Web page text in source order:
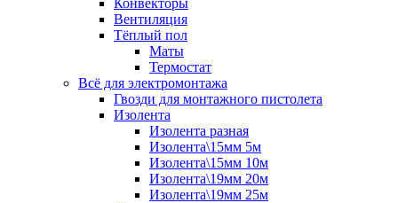
Конвекторы
Вентиляция
Тёплый пол
Маты
Термостат
Всё для электромонтажа
Гвозди для монтажного пистолета
Изолента
Изолента разная
Изолента\15мм 5м
Изолента\15мм 10м
Изолента\19мм 20м
Изолента\19мм 25м